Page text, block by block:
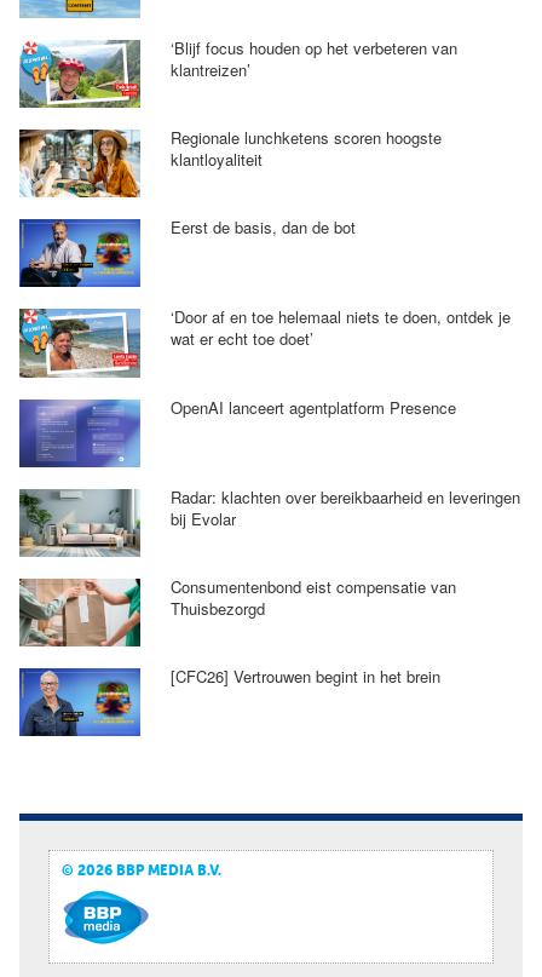
‘Blijf focus houden op het verbeteren van
klantreizen’
Regionale lunchketens scoren hoogste
klantloyaliteit
Eerst de basis, dan de bot
‘Door af en toe helemaal niets te doen, ontdek je
wat er echt toe doet’
OpenAI lanceert agentplatform Presence
Radar: klachten over bereikbaarheid en leveringen
bij Evolar
Consumentenbond eist compensatie van
Thuisbezorgd
[CFC26] Vertrouwen begint in het brein
© 2026 BBP MEDIA B.V.